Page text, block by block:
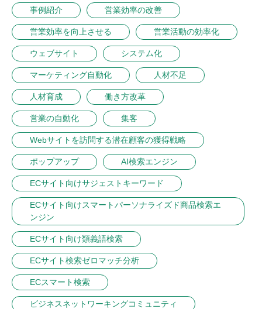
事例紹介 営業効率の改善
営業効率を向上させる 営業活動の効率化
ウェブサイト システム化
マーケティング自動化 人材不足
人材育成 働き方改革
営業の自動化 集客
Webサイトを訪問する潜在顧客の獲得戦略
ポップアップ AI検索エンジン
ECサイト向けサジェストキーワード
ECサイト向けスマートパーソナライズド商品検索エ
ンジン
ECサイト向け類義語検索
ECサイト検索ゼロマッチ分析
ECスマート検索
ビジネスネットワーキングコミュニティ